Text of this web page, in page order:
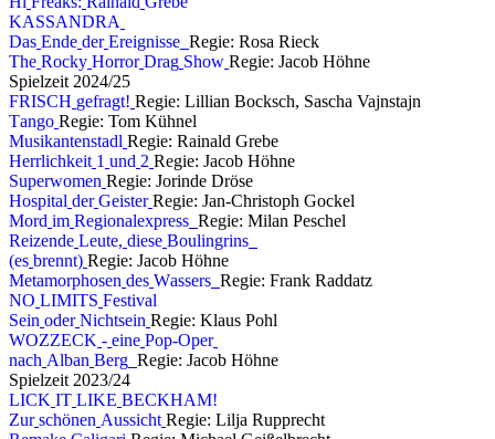
KASSANDRA
Das Ende der Ereignisse Regie: Rosa Rieck
The Rocky Horror Drag Show Regie: Jacob Höhne
Spielzeit 2024/25
FRISCH gefragt! Regie: Lillian Bocksch, Sascha Vajnstajn
Tango Regie: Tom Kühnel
Musikantenstadl Regie: Rainald Grebe
Herrlichkeit 1 und 2 Regie: Jacob Höhne
Superwomen Regie: Jorinde Dröse
Hospital der Geister Regie: Jan-Christoph Gockel
Mord im Regionalexpress Regie: Milan Peschel
Reizende Leute, diese Boulingrins
(es brennt) Regie: Jacob Höhne
Metamorphosen des Wassers Regie: Frank Raddatz
NO LIMITS Festival
Sein oder Nichtsein Regie: Klaus Pohl
WOZZECK - eine Pop-Oper
nach Alban Berg Regie: Jacob Höhne
Spielzeit 2023/24
LICK IT LIKE BECKHAM!
Zur schönen Aussicht Regie: Lilja Rupprecht